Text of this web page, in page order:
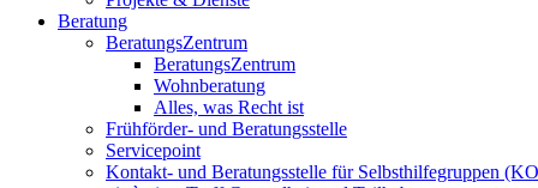
Beratung
BeratungsZentrum
BeratungsZentrum
Wohnberatung
Alles, was Recht ist
Frühförder- und Beratungsstelle
Servicepoint
Kontakt- und Beratungsstelle für Selbsthilfegruppen